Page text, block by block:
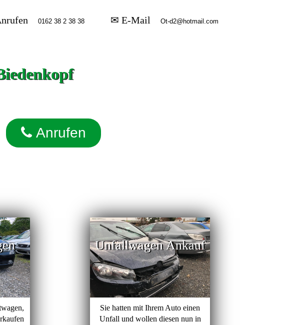
✉ E-Mail
Anrufen
Unfallwagen Ankauf
Sie hatten mit Ihrem Auto einen
Unfall und wollen diesen nun in